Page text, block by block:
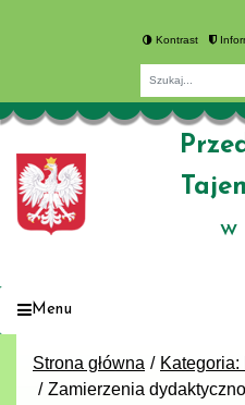
Kontrast
w
Menu
Strona główna
Zamierzenia